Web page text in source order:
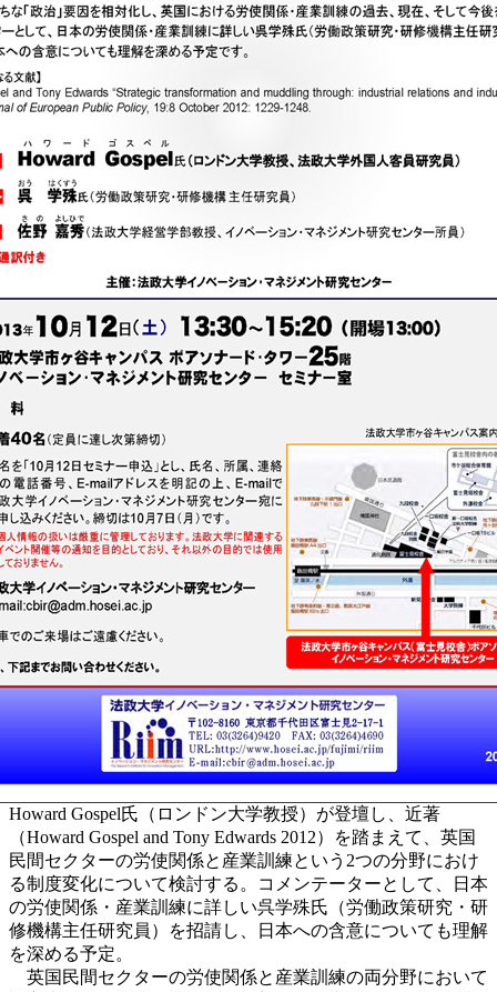
Howard Gospel氏（ロンドン大学教授）が登壇し、近著
（Howard Gospel and Tony Edwards 2012）を踏まえて、英国
民間セクターの労使関係と産業訓練という2つの分野におけ
る制度変化について検討する。コメンテーターとして、日本
の労使関係・産業訓練に詳しい呉学殊氏（労働政策研究・研
修機構主任研究員）を招請し、日本への含意についても理解
を深める予定。
英国民間セクターの労使関係と産業訓練の両分野において